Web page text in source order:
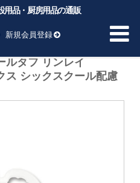
用品・厨房用品の通販
新規会員登録
向け洗剤・ワックス>
入 スクールタフ リンレイ RINREI
配慮
ルタフ リンレイ
ス シックスクール配慮